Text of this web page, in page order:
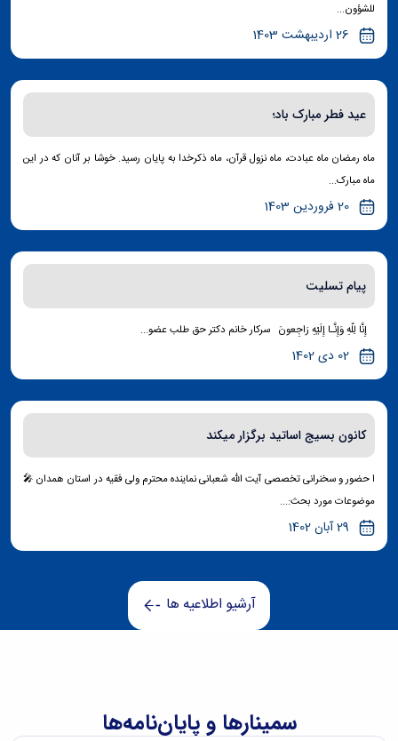
للشؤون...
26 اردیبهشت 1403
عید فطر مبارک باد؛
ماه رمضان ماه عبادت، ماه نزول قرآن، ماه ذکرخدا به پایان رسید. خوشا بر آنان که در این
ماه مبارک...
20 فروردین 1403
پیام تسلیت
إِنَّا لِلّهِ وَإِنَّـا إِلَیْهِ رَاجِعونَ سرکار خانم دکتر حق طلب عضو...
02 دی 1402
کانون بسیج اساتید برگزار میکند
ا حضور و سخنرانی تخصصی آیت الله شعبانی نماینده محترم ولی فقیه در استان همدان 🎤
موضوعات مورد بحث:...
29 آبان 1402
آرشیو اطلاعیه ها
سمینارها و پایان‌نامه‌ها